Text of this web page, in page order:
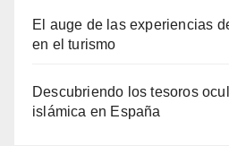
El auge de las experiencias
en el turismo
Descubriendo los tesoros
islámica en España